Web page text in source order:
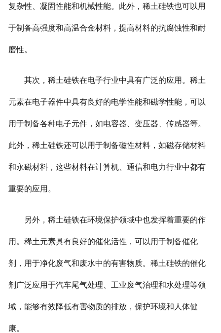
复杂性、凝固性能和机械性能。此外，稀土硅铁也可以用
于制备高强度和高温合金材料，提高材料的抗腐蚀性和耐
磨性。
其次，稀土硅铁在电子行业中具有广泛的应用。稀土
元素在电子器件中具有良好的电学性能和磁学性能，可以
用于制备各种电子元件，如电容器、变压器、传感器等。
此外，稀土硅铁还可以用于制备磁性材料，如磁存储材料
和永磁材料，这些材料在计算机、通信和电力行业中都有
重要的应用。
另外，稀土硅铁在环境保护领域中也发挥着重要的作
用。稀土元素具有良好的催化活性，可以用于制备催化
剂，用于净化废气和废水中的有害物质。稀土硅铁的催化
剂广泛应用于汽车尾气处理、工业废气治理和水处理等领
域，能够有效降低有害物质的排放，保护环境和人体健
康。